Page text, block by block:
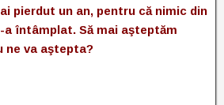
pierdut un an, pentru că nimic din
întâmplat. Să mai aşteptăm
ne va aştepta?